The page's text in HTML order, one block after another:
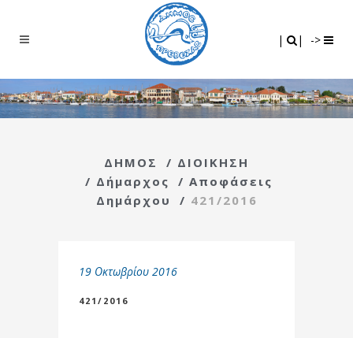
| | ->
ΔΗΜΟΣ / ΔΙΟΙΚΗΣΗ
/ Δήμαρχος / Αποφάσεις
Δημάρχου
/ 421/2016
19 Οκτωβρίου 2016
421/2016